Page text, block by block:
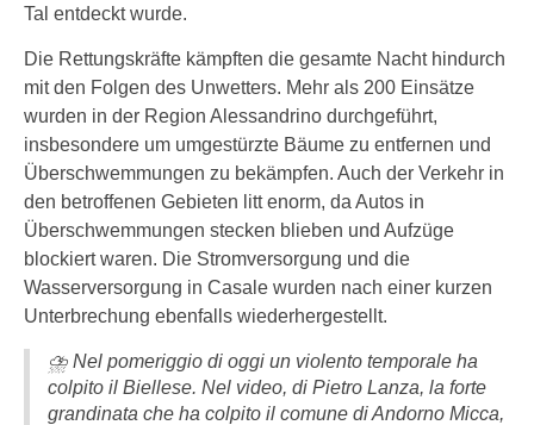
Tal entdeckt wurde.
Die Rettungskräfte kämpften die gesamte Nacht hindurch
mit den Folgen des Unwetters. Mehr als 200 Einsätze
wurden in der Region Alessandrino durchgeführt,
insbesondere um umgestürzte Bäume zu entfernen und
Überschwemmungen zu bekämpfen. Auch der Verkehr in
den betroffenen Gebieten litt enorm, da Autos in
Überschwemmungen stecken blieben und Aufzüge
blockiert waren. Die Stromversorgung und die
Wasserversorgung in Casale wurden nach einer kurzen
Unterbrechung ebenfalls wiederhergestellt.
⛈️ Nel pomeriggio di oggi un violento temporale ha
colpito il Biellese. Nel video, di Pietro Lanza, la forte
grandinata che ha colpito il comune di Andorno Micca,